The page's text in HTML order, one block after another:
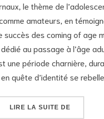
le thème de
amateurs, en
succès des coming of age
au passage à l’âge
une période charnière,
quête d’identité se
LIRE LA SUITE DE